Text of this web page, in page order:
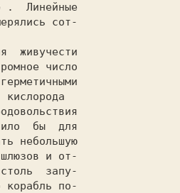
.  Линейные
сот-
число
кислорода
бы  для
небольшую
и от-
запу-
корабль по-